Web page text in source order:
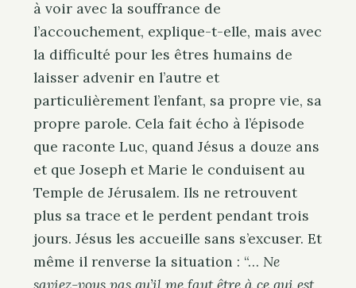
à voir avec la souffrance de
l’accouchement, explique-t-elle, mais avec
la difficulté pour les êtres humains de
laisser advenir en l’autre et
particulièrement l’enfant, sa propre vie, sa
propre parole. Cela fait écho à l’épisode
que raconte Luc, quand Jésus a douze ans
et que Joseph et Marie le conduisent au
Temple de Jérusalem. Ils ne retrouvent
plus sa trace et le perdent pendant trois
jours. Jésus les accueille sans s’excuser. Et
même il renverse la situation : “… Ne